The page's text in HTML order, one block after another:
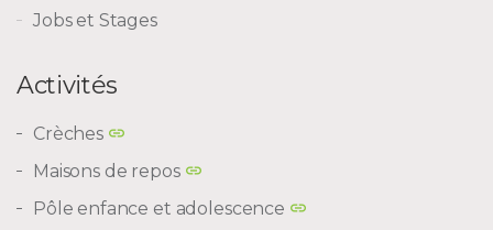
Jobs et Stages
Activités
Crèches
Maisons de repos
Pôle enfance et adolescence